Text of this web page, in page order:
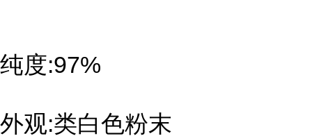
纯度:97%
外观:类白色粉末